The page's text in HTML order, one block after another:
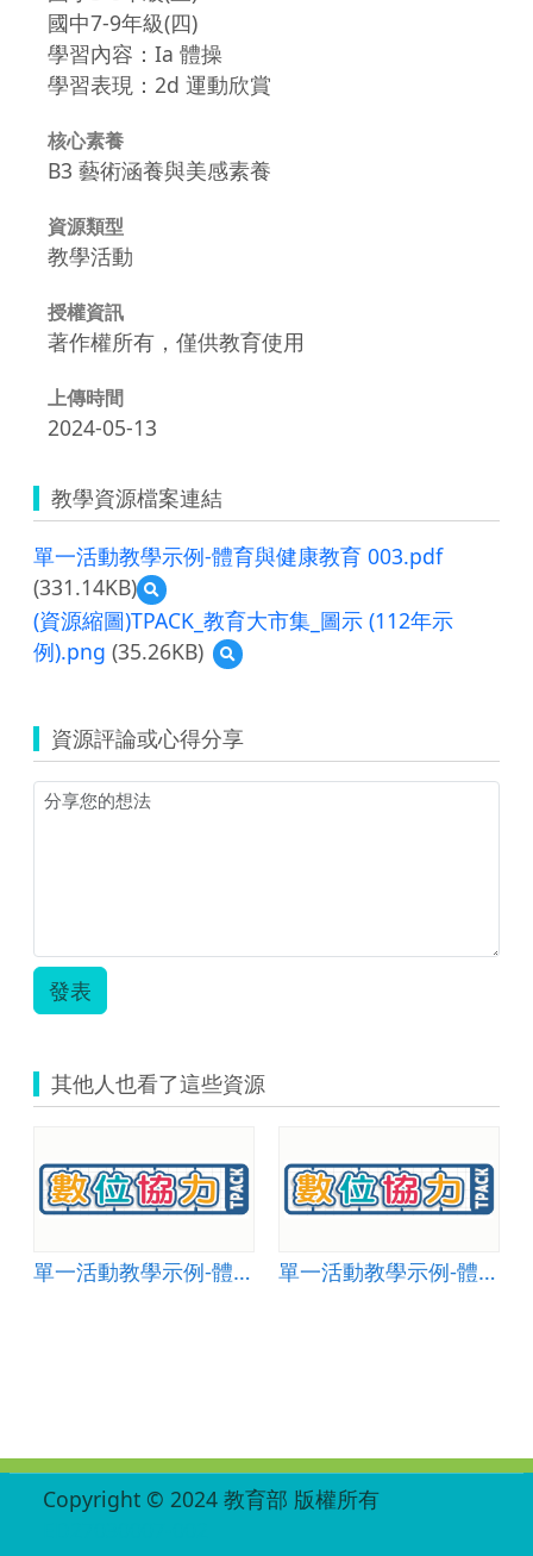
國中7-9年級(四)
學習內容：Ia 體操
學習表現：2d 運動欣賞
核心素養
B3 藝術涵養與美感素養
資源類型
教學活動
授權資訊
著作權所有，僅供教育使用
上傳時間
2024-05-13
教學資源檔案連結
單一活動教學示例-體育與健康教育 003.pdf
(331.14KB)
預
覽
單
一
教
學
示
(資源縮圖)TPACK_教育大市集_圖示 (112年示
例).png (35.26KB)
預
覽
縮
圖)TPACK_
教
資源評論或心得分享
發表
其他人也看了這些資源
單一活動教學示例-體育與健康教育 004
單一活動教學示例-體育與健康教育 001
Copyright © 2024 教育部 版權所有